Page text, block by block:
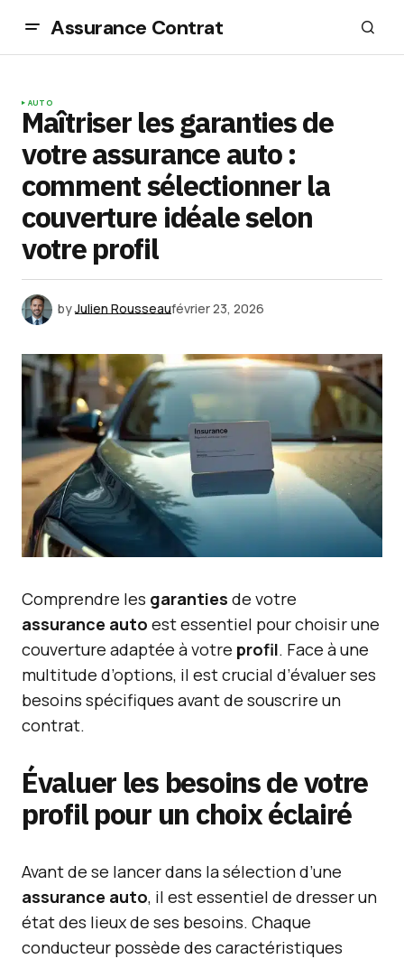
Assurance Contrat
AUTO
Maîtriser les garanties de
votre assurance auto :
comment sélectionner la
couverture idéale selon
votre profil
byJulien Rousseaufévrier 23, 2026
Comprendre les garanties de votre
assurance auto est essentiel pour choisir une
couverture adaptée à votre profil. Face à une
multitude d’options, il est crucial d’évaluer ses
besoins spécifiques avant de souscrire un
contrat.
Évaluer les besoins de votre
profil pour un choix éclairé
Avant de se lancer dans la sélection d’une
assurance auto, il est essentiel de dresser un
état des lieux de ses besoins. Chaque
conducteur possède des caractéristiques